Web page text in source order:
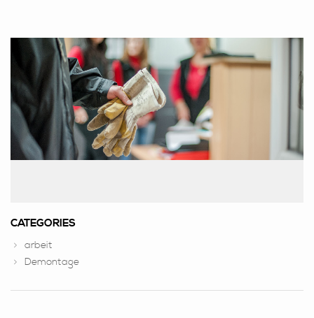
IMPRESSUM DSGVO AGB
IMPRESSUM & DSGVO
ALLGEMEINEN GESCHÄFTSBEDINGUNGEN.
CATEGORIES
arbeit
Demontage